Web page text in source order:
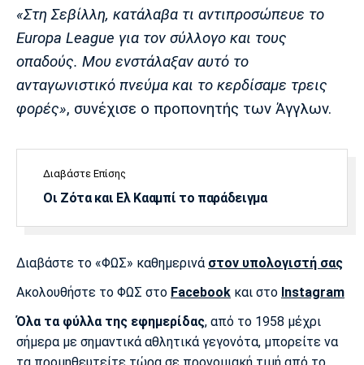
Λίβερπουλ
Μάντσεστερ
Σίτι
Γιουβέντους
Ίντερ Μπάγερν
Μπορούσια
Παρί Σεν
Μαρσέιγ
Μονακό
Ερυθρός
Τότεναμ
«Στη Σεβίλλη, κατάλαβα τι αντιπροσώπευε το
Europa League για τον σύλλογο και τους
οπαδούς. Μου ενστάλαξαν αυτό το
ανταγωνιστικό πνεύμα και το κερδίσαμε τρεις
φορές», συνέχισε ο προπονητής των Άγγλων.
Διαβάστε Επίσης
Οι Ζότα και Ελ Κααμπί το παράδειγμα
Διαβάστε το «ΦΩΣ» καθημερινά στον υπολογιστή σας
Ακολουθήστε το ΦΩΣ στο Facebook και στο Instagram
Όλα τα φύλλα της εφημερίδας, από το 1958 μέχρι
σήμερα με σημαντικά αθλητικά γεγονότα, μπορείτε να